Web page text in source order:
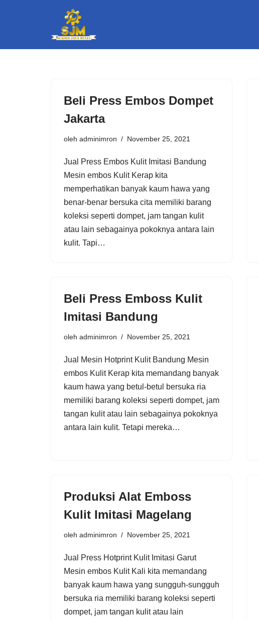
Beli Press Embos Dompet
Jakarta
oleh adminimron November 25, 2021
Jual Press Embos Kulit Imitasi Bandung
Mesin embos Kulit Kerap kita
memperhatikan banyak kaum hawa yang
benar-benar bersuka cita memiliki barang
koleksi seperti dompet, jam tangan kulit
atau lain sebagainya pokoknya antara lain
kulit. Tapi…
Beli Press Emboss Kulit
Imitasi Bandung
oleh adminimron November 25, 2021
Jual Mesin Hotprint Kulit Bandung Mesin
embos Kulit Kerap kita memandang banyak
kaum hawa yang betul-betul bersuka ria
memiliki barang koleksi seperti dompet, jam
tangan kulit atau lain sebagainya pokoknya
antara lain kulit. Tetapi mereka…
Produksi Alat Emboss
Kulit Imitasi Magelang
oleh adminimron November 25, 2021
Jual Press Hotprint Kulit Imitasi Garut
Mesin embos Kulit Kali kita memandang
banyak kaum hawa yang sungguh-sungguh
bersuka ria memiliki barang koleksi seperti
dompet, jam tangan kulit atau lain